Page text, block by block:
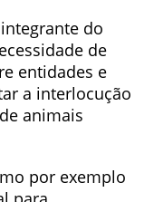
do
de
entidades e
a interlocução
animais
por exemplo